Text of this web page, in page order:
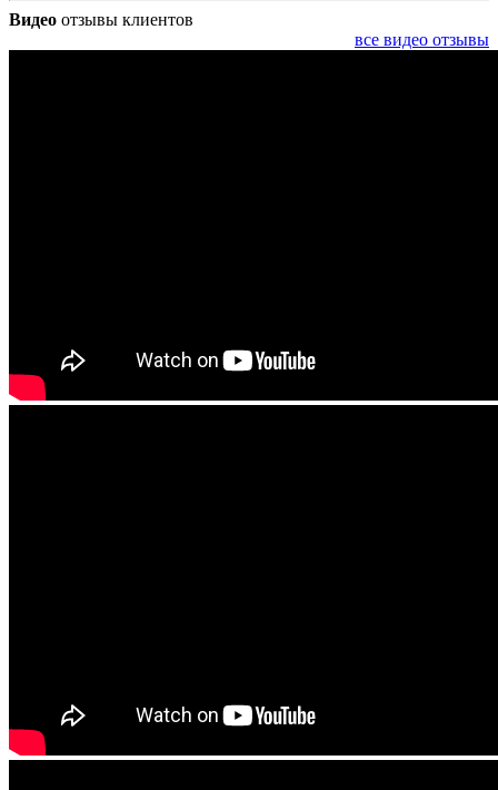
Видео отзывы клиентов
все видео отзывы